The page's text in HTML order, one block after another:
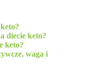
diecie keto?
keto?
waga i